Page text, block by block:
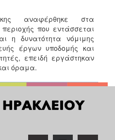
αναφέρθηκε στα
που εντάσσεται
η δυνατότητα νόμιμης
έργων υποδομής και
επειδή εργάστηκαν
όραμα.